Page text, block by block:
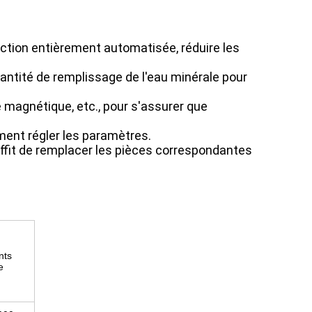
entièrement automatisée, réduire les
de remplissage de l'eau minérale pour
etc., pour s'assurer que
régler les paramètres.
de remplacer les pièces correspondantes